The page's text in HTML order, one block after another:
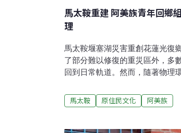
馬太鞍重建 阿美族青年回鄉
理
馬太鞍堰塞湖災害重創花蓮光復
了部分難以修復的重災區外，多
回到日常軌道。然而，隨著物理
見了部落的需要，選擇返鄉成立
統信仰與文化為基礎，陪伴族人
馬太鞍 原住民文化 阿美族